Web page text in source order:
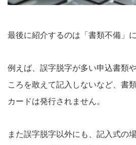
最後に紹介するのは「書類不備」
例えば、誤字脱字が多い申込書類
ころを敢えて記入しないなど、書
カードは発行されません。
また誤字脱字以外にも、記入式の